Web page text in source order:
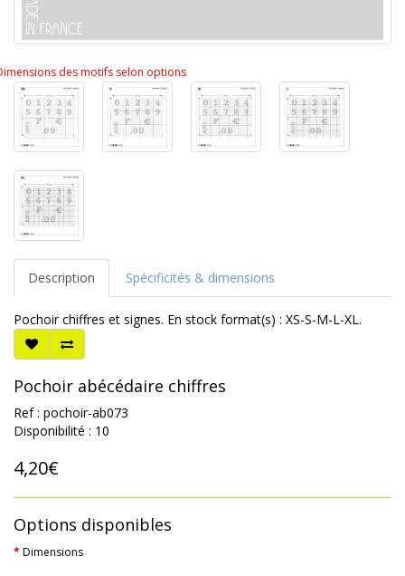
des motifs selon options
Description Spécificités & dimensions
Pochoir chiffres et signes. En stock format(s) : XS-S-M-L-XL.
Pochoir abécédaire chiffres
Ref : pochoir-ab073
Disponibilité : 10
4,20€
Options disponibles
Dimensions